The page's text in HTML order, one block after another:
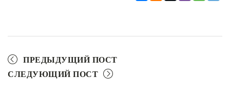
ПРЕДЫДУЩИЙ ПОСТ
СЛЕДУЮЩИЙ ПОСТ